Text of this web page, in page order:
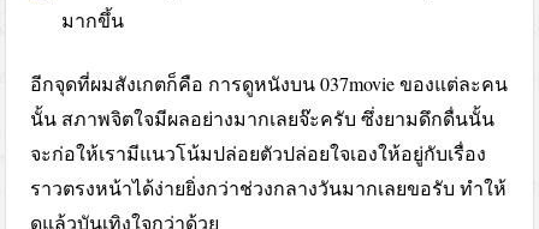
มากขึ้น
อีกจุดที่ผมสังเกตก็คือ การดูหนังบน 037movie ของแต่ละคน
นั้น สภาพจิตใจมีผลอย่างมากเลยจ๊ะครับ ซึ่งยามดึกดื่นนั้น
จะก่อให้เรามีแนวโน้มปล่อยตัวปล่อยใจเองให้อยู่กับเรื่อง
ราวตรงหน้าได้ง่ายยิ่งกว่าช่วงกลางวันมากเลยขอรับ ทำให้
ดูแล้วบันเทิงใจกว่าด้วย